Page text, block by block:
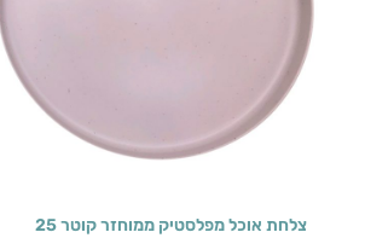
צלחת אוכל מפלסטיק ממוחזר קוטר 25